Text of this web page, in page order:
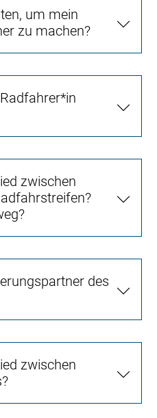
um mein
zu machen?
zwischen
des
zwischen